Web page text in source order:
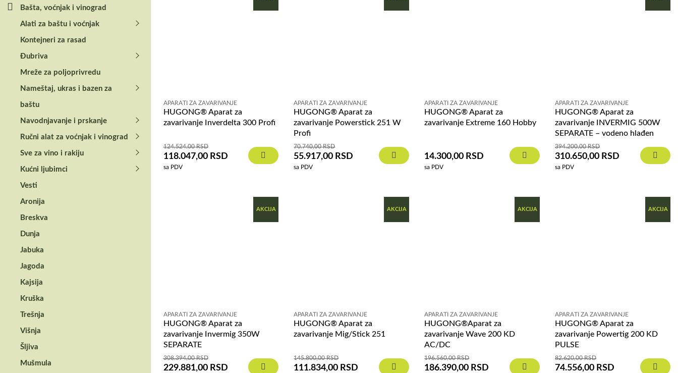
APARATI ZA ZAVARIVANJE
HUGONG® Aparat za
zavarivanje Inverdelta 300 Profi
124.524,00RSD
118.047,00 RSD
sa PDV
APARATI ZA ZAVARIVANJE
HUGONG® Aparat za
zavarivanje Powerstick 251 W
Profi
70.740,00RSD
55.917,00 RSD
sa PDV
APARATI ZA ZAVARIVANJE
HUGONG® Aparat za
zavarivanje Extreme 160 Hobby
14.300,00 RSD
sa PDV
APARATI ZA ZAVARIVANJE
HUGONG® Aparat za
zavarivanje INVERMIG 500W
SEPARATE – vodeno hlađen
394.200,00RSD
310.650,00 RSD
sa PDV
AKCIJA
APARATI ZA ZAVARIVANJE
HUGONG® Aparat za
zavarivanje Invermig 350W
SEPARATE
308.394,00RSD
229.881,00 RSD
AKCIJA
APARATI ZA ZAVARIVANJE
HUGONG® Aparat za
zavarivanje Mig/Stick 251
145.800,00RSD
111.834,00 RSD
AKCIJA
APARATI ZA ZAVARIVANJE
HUGONG®Aparat za
zavarivanje Wave 200 KD
AC/DC
196.560,00RSD
186.390,00 RSD
AKCIJA
APARATI ZA ZAVARIVANJE
HUGONG® Aparat za
zavarivanje Powertig 200 KD
PULSE
82.620,00RSD
74.556,00 RSD
Bašta, voćnjak i vinograd
Alati za baštu i voćnjak
Kontejneri za rasad
Đubriva
Mreže za poljoprivredu
Nameštaj, ukras i bazen za
baštu
Navodnjavanje i prskanje
Ručni alat za voćnjak i vinograd
Sve za vino i rakiju
Kućni ljubimci
Vesti
Aronija
Breskva
Dunja
Jabuka
Jagoda
Kajsija
Kruška
Trešnja
Višnja
Šljiva
Mušmula